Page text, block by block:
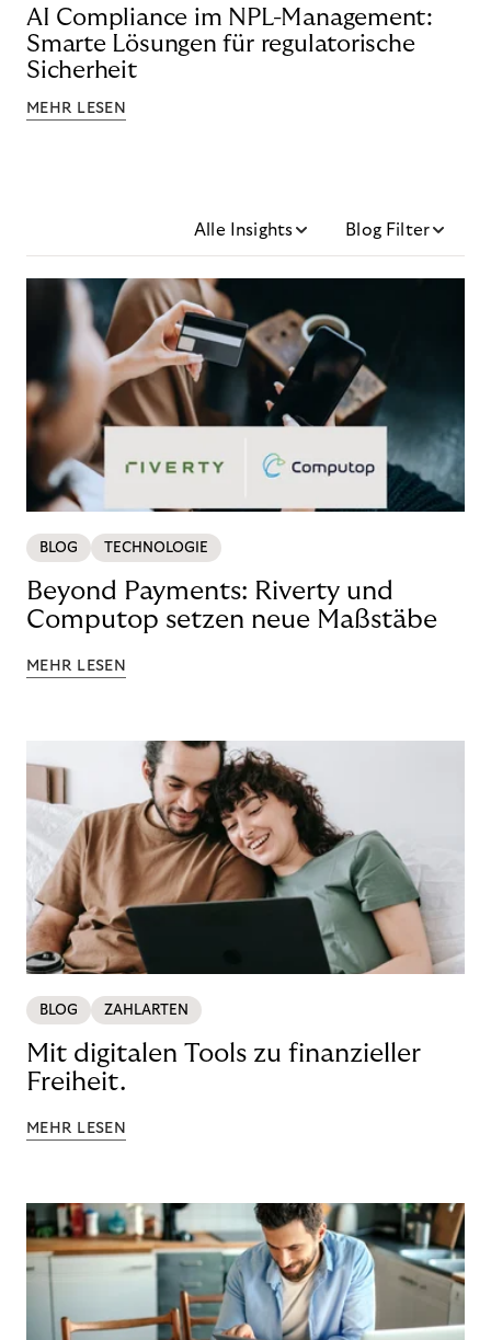
AI Compliance im NPL-Management:
Smarte Lösungen für regulatorische
Sicherheit
MEHR LESEN
Alle Insights Blog Filter
BLOG TECHNOLOGIE
Beyond Payments: Riverty und
Computop setzen neue Maßstäbe
MEHR LESEN
BLOG ZAHLARTEN
Mit digitalen Tools zu finanzieller
Freiheit.
MEHR LESEN